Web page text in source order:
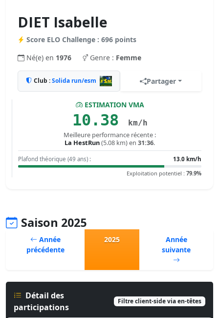
DIET Isabelle
Score ELO Challenge : 696 points
Né(e) en 1976 Genre : Femme
Club :Solida run/esm Partager
ESTIMATION VMA
10.38 km/h
Meilleure performance récente :
La HestRun(5.08 km) en 31:36.
Plafond théorique (49 ans) :
13.0 km/h
Exploitation potentiel : 79.9%
Saison 2025
Année
précédente
2025
Année
suivante
Détail des
participations
Filtre client-side via en-têtes